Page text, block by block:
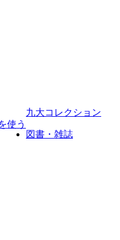
使う
九大コレクション
図書・雑誌